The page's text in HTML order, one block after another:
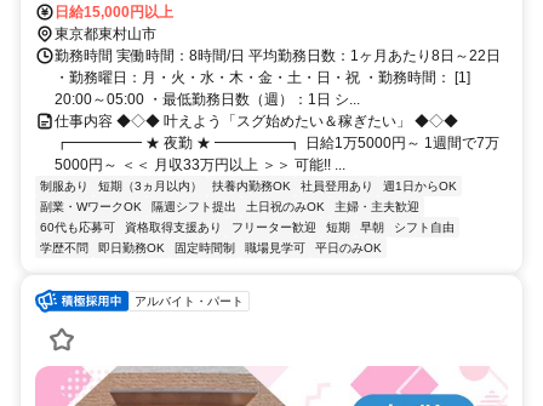
北口徒歩約1分、西武園線 西武園南口徒歩約10分 多摩湖駅周辺/直行
直帰OK
日給15,000円以上
東京都東村山市
勤務時間 実働時間：8時間/日 平均勤務日数：1ヶ月あたり8日～22日
・勤務曜日：月・火・水・木・金・土・日・祝 ・勤務時間： [1]
20:00～05:00 ・最低勤務日数（週）：1日 シ...
仕事内容 ◆◇◆ 叶えよう「スグ始めたい＆稼ぎたい」 ◆◇◆
┏━━━━━ ★ 夜勤 ★ ━━━━━┓ 日給1万5000円～ 1週間で7万
5000円～ ＜＜ 月収33万円以上 ＞＞ 可能!! ...
制服あり 短期（3ヵ月以内） 扶養内勤務OK 社員登用あり
週1日からOK
副業・WワークOK
隔週シフト提出 土日祝のみOK
主婦・主夫歓迎
60代も応募可
資格取得支援あり フリーター歓迎 短期 早朝
シフト自由
学歴不問
即日勤務OK 固定時間制 職場見学可 平日のみOK
アルバイト・パート